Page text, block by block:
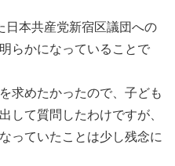
日本共産党新宿区議団への
らかになっていることで
求めたかったので、子ども
して質問したわけですが、
っていたことは少し残念に